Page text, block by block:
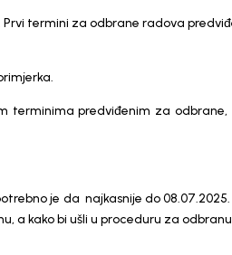
termini za odbrane radova
terminima predviđenim za
je da najkasnije do
a kako bi ušli u proceduru za